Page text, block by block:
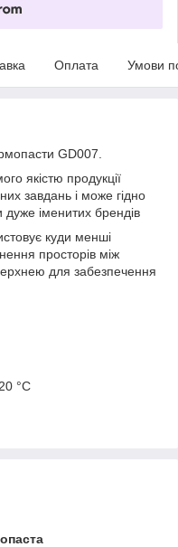
Оплата Умови
GD007.
якістю продукції
завдань і може гідно
іменитих брендів
куди менші
просторів між
для забезпечення
°C